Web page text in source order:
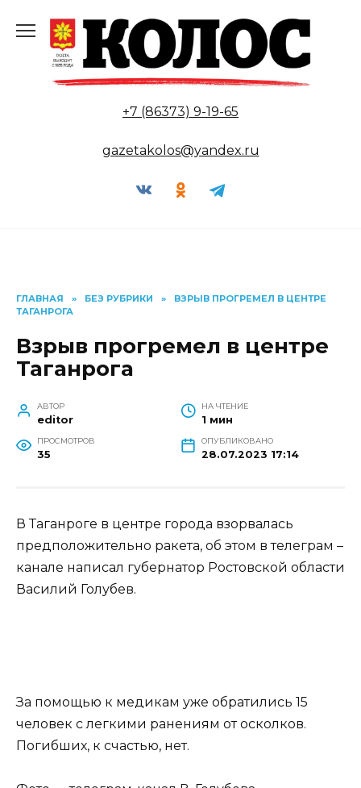
содержанию
+7 (86373) 9-19-65
gazetakolos@yandex.ru
ГЛАВНАЯ » БЕЗ РУБРИКИ »
ВЗРЫВ ПРОГРЕМЕЛ В ЦЕНТРЕ
ТАГАНРОГА
Взрыв прогремел в центре
Таганрога
АВТОР
editor
НА ЧТЕНИЕ
1 мин
ПРОСМОТРОВ
35
ОПУБЛИКОВАНО
28.07.2023 17:14
В Таганроге в центре города взорвалась
предположительно ракета, об этом в телеграм –
канале написал губернатор Ростовской области
Василий Голубев.
За помощью к медикам уже обратились 15
человек с легкими ранениям от осколков.
Погибших, к счастью, нет.